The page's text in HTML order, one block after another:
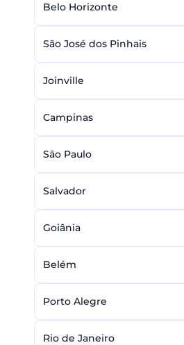
Belo Horizonte
São José dos Pinhais
Joinville
Campinas
São Paulo
Salvador
Goiânia
Belém
Porto Alegre
Rio de Janeiro